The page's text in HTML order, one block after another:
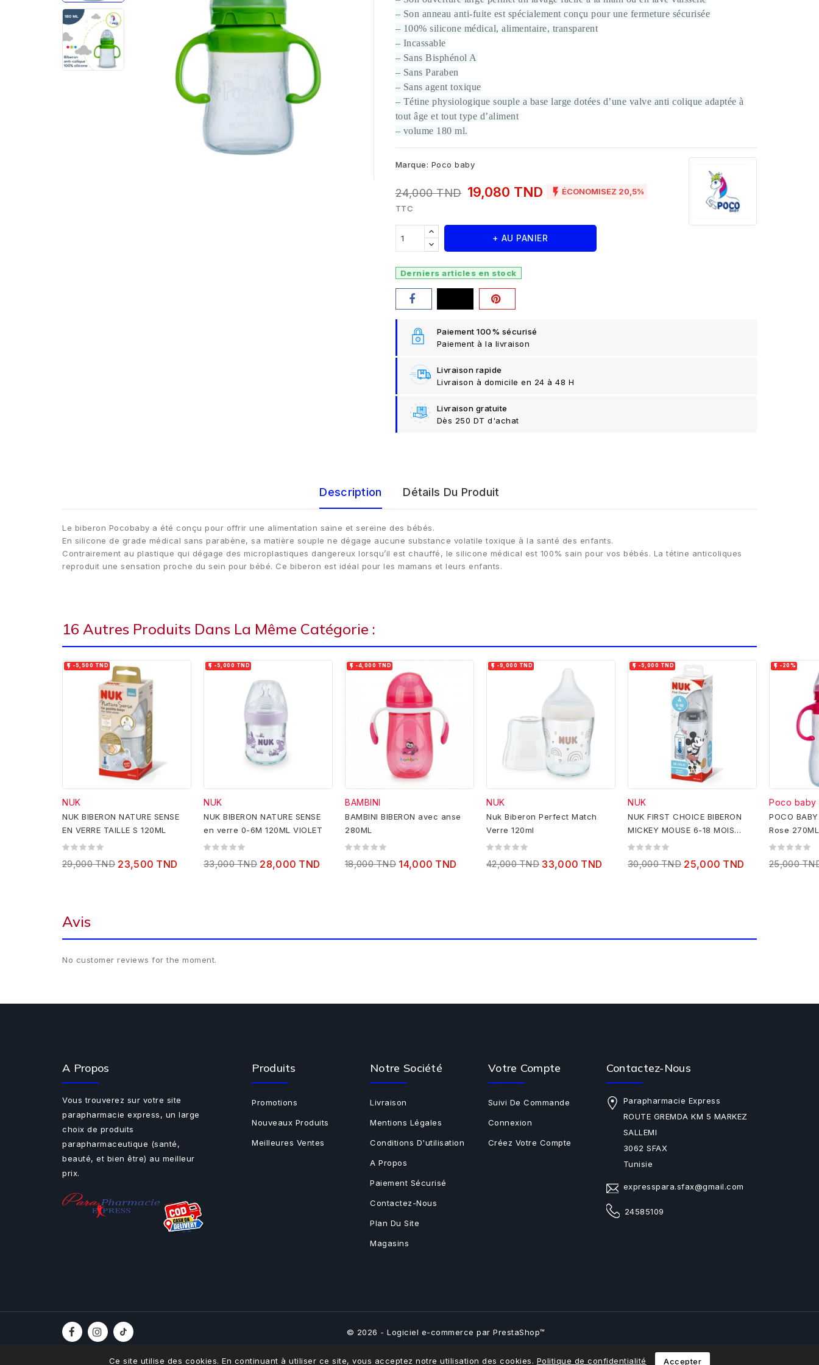
– Son anneau anti-fuite est spécialement conçu pour une fermeture sécurisée
– 100% silicone médical, alimentaire, transparent
– Incassable
– Sans Bisphénol A
– Sans Paraben
– Sans agent toxique
– Tétine physiologique souple a base large dotées d’une valve anti colique adaptée à
tout âge et tout type d’aliment
– volume 180 ml.
Marque: Poco baby
24,000 TND 19,080 TND  ÉCONOMISEZ 20,5%
TTC
+ AU PANIER
Derniers articles en stock
Paiement 100% sécurisé
Paiement à la livraison
Livraison rapide
Livraison à domicile en 24 à 48 H
Livraison gratuite
Dès 250 DT d'achat
Description Détails Du Produit
Le biberon Pocobaby a été conçu pour offrir une alimentation saine et sereine des bébés.
En silicone de grade médical sans parabène, sa matière souple ne dégage aucune substance volatile toxique à la santé des enfants.
Contrairement au plastique qui dégage des microplastiques dangereux lorsqu’il est chauffé, le silicone médical est 100% sain pour vos bébés. La tétine anticoliques
reproduit une sensation proche du sein pour bébé. Ce biberon est idéal pour les mamans et leurs enfants.
16 Autres Produits Dans La Même Catégorie :
 -5,500 TND
NUK
NUK BIBERON NATURE SENSE
EN VERRE TAILLE S 120ML
29,000 TND 23,500 TND
 -5,000 TND
NUK
NUK BIBERON NATURE SENSE
en verre 0-6M 120ML VIOLET
33,000 TND 28,000 TND
 -4,000 TND
BAMBINI
BAMBINI BIBERON avec anse
280ML
18,000 TND 14,000 TND
 -9,000 TND
NUK
Nuk Biberon Perfect Match
Verre 120ml
42,000 TND 33,000 TND
 -5,000 TND
NUK
NUK FIRST CHOICE BIBERON
MICKEY MOUSE 6-18 MOIS
300ML
30,000 TND 25,000 TND
 -20%
Poco baby
POCO
Rose
25,000
Avis
No customer reviews for the moment.
A Propos
Vous trouverez sur votre site
parapharmacie express, un large
choix de produits
parapharmaceutique (santé,
beauté, et bien être) au meilleur
prix.
Produits
Promotions
Nouveaux Produits
Meilleures Ventes
Notre Société
Livraison
Mentions Légales
Conditions D'utilisation
A Propos
Paiement Sécurisé
Contactez-Nous
Plan Du Site
Magasins
Votre Compte
Suivi De Commande
Connexion
Créez Votre Compte
Contactez-Nous
Parapharmacie Express
ROUTE GREMDA KM 5 MARKEZ
SALLEMI
3062 SFAX
Tunisie
expresspara.sfax@gmail.com
24585109
Ce site utilise des cookies. En continuant à utiliser ce site, vous acceptez notre utilisation des cookies. Politique de confidentialité Accepter
© 2026 - Logiciel e-commerce par PrestaShop™